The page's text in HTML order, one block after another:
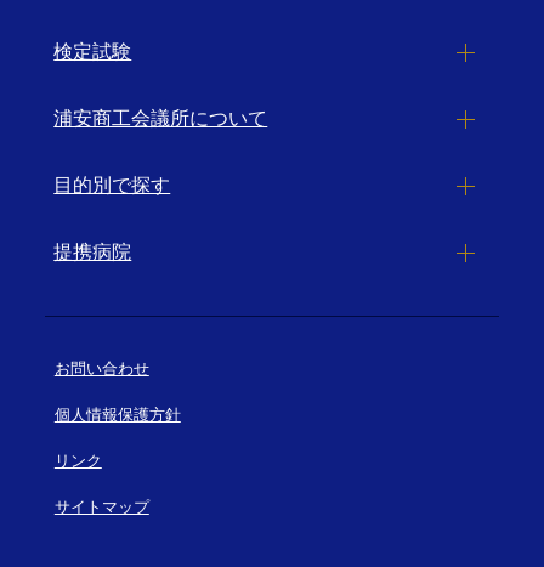
検定試験
浦安商工会議所について
目的別で探す
提携病院
お問い合わせ
個人情報保護方針
リンク
サイトマップ